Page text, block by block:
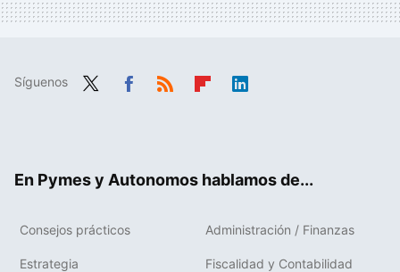
Síguenos
En Pymes y Autonomos hablamos de...
Consejos prácticos Administración / Finanzas
Estrategia Fiscalidad y Contabilidad